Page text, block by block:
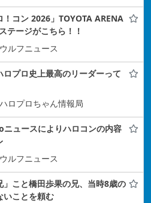
！コン 2026」TOYOTA ARENA
テージがこちら！！
ウルフニュース
ロプロ史上最高のリーダーって
ハロプロちゃん情報局
ニュースによりハロコンの内容
ウルフニュース
」こと橋田歩果の兄、当時8歳の
いことを頼む